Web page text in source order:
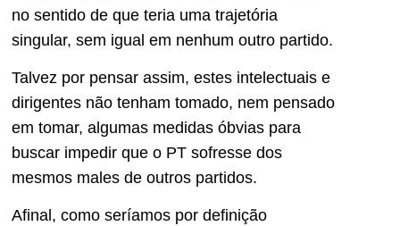
no sentido de que teria uma trajetória
singular, sem igual em nenhum outro partido.
Talvez por pensar assim, estes intelectuais e
dirigentes não tenham tomado, nem pensado
em tomar, algumas medidas óbvias para
buscar impedir que o PT sofresse dos
mesmos males de outros partidos.
Afinal, como seríamos por definição